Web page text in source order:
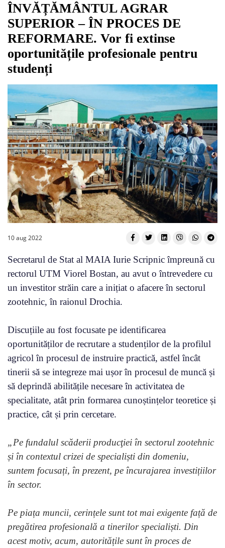
ÎNVĂȚĂMÂNTUL AGRAR
SUPERIOR – ÎN PROCES DE
REFORMARE. Vor fi extinse
oportunitățile profesionale pentru
studenți
10 aug 2022
Secretarul de Stat al MAIA Iurie Scripnic împreună cu
rectorul UTM Viorel Bostan, au avut o întrevedere cu
un investitor străin care a inițiat o afacere în sectorul
zootehnic, în raionul Drochia.
Discuțiile au fost focusate pe identificarea
oportunităților de recrutare a studenților de la profilul
agricol în procesul de instruire practică, astfel încât
tinerii să se integreze mai ușor în procesul de muncă și
să deprindă abilitățile necesare în activitatea de
specialitate, atât prin formarea cunoștințelor teoretice și
practice, cât și prin cercetare.
„Pe fundalul scăderii producţiei în sectorul zootehnic
și în contextul crizei de specialiști din domeniu,
suntem focusați, în prezent, pe încurajarea investițiilor
în sector.
Pe piața muncii, cerințele sunt tot mai exigente față de
pregătirea profesională a tinerilor specialiști. Din
acest motiv, acum, autoritățile sunt în proces de